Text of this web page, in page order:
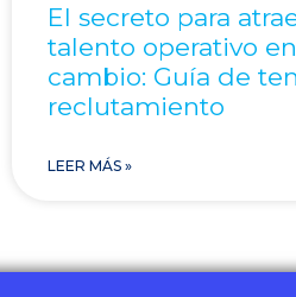
El secreto para
talento operativo
cambio: Guía de
reclutamiento
LEER MÁS »